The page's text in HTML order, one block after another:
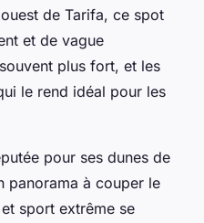
de Tarifa, ce spot
et de vague
plus fort, et les
le rend idéal pour les
pour ses dunes de
panorama à couper le
sport extrême se